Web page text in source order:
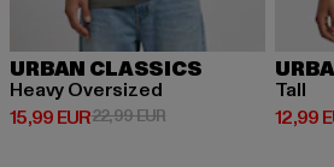
URBAN CLASSICS
Heavy Oversized
15,99 EUR
Derzeitiger Preis: 15,99 EUR
22,99 EURAktionspreis: 22,99
Tall
12,99